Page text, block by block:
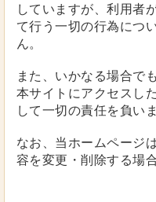
していますが、利用者
て行う一切の行為につ
ん。
また、いかなる場合で
本サイトにアクセスし
して一切の責任を負い
なお、当ホームページ
容を変更・削除する場